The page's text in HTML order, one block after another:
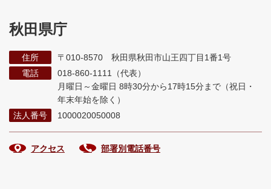
秋田県庁
住所
〒010-8570 秋田県秋田市山王四丁目1番1号
電話
018-860-1111（代表）
月曜日～金曜日 8時30分から17時15分まで （祝日・
年末年始を除く）
法人番号
1000020050008
アクセス 部署別電話番号